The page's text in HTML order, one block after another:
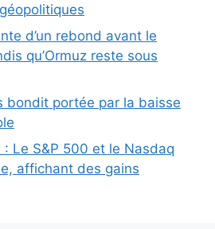
d’un rebond avant le
qu’Ormuz reste sous
bondit portée par la baisse
: Le S&P 500 et le Nasdaq
affichant des gains